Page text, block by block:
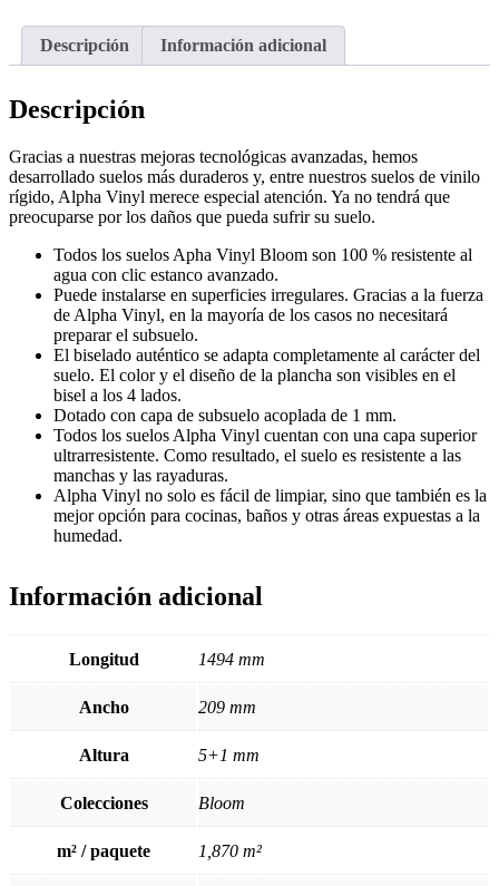
Descripción Información adicional
Descripción
Gracias a nuestras mejoras tecnológicas avanzadas, hemos
desarrollado suelos más duraderos y, entre nuestros suelos de vinilo
rígido, Alpha Vinyl merece especial atención. Ya no tendrá que
preocuparse por los daños que pueda sufrir su suelo.
Todos los suelos Apha Vinyl Bloom son 100 % resistente al
agua con clic estanco avanzado.
Puede instalarse en superficies irregulares. Gracias a la fuerza
de Alpha Vinyl, en la mayoría de los casos no necesitará
preparar el subsuelo.
El biselado auténtico se adapta completamente al carácter del
suelo. El color y el diseño de la plancha son visibles en el
bisel a los 4 lados.
Dotado con capa de subsuelo acoplada de 1 mm.
Todos los suelos Alpha Vinyl cuentan con una capa superior
ultrarresistente. Como resultado, el suelo es resistente a las
manchas y las rayaduras.
Alpha Vinyl no solo es fácil de limpiar, sino que también es la
mejor opción para cocinas, baños y otras áreas expuestas a la
humedad.
Información adicional
Longitud 1494 mm
Ancho 209 mm
Altura 5+1 mm
Colecciones Bloom
m² / paquete 1,870 m²